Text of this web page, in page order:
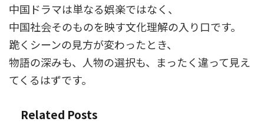
中国ドラマは単なる娯楽ではなく、
中国社会そのものを映す文化理解の入り口です。
跪くシーンの見方が変わったとき、
物語の深みも、人物の選択も、まったく違って見え
てくるはずです。
Related Posts